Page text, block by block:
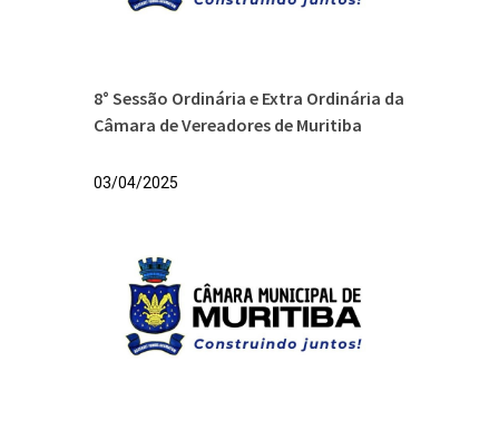
8° Sessão Ordinária e Extra Ordinária da
Câmara de Vereadores de Muritiba
03/04/2025